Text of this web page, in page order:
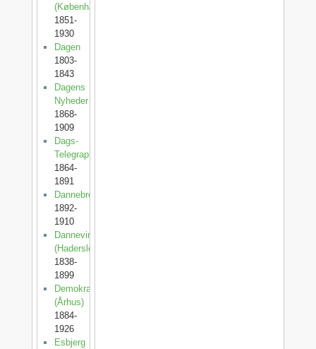
(København)
1851-
1930
Dagen
1803-
1843
Dagens
Nyheder
1868-
1909
Dags-
Telegraphen
1864-
1891
Dannebrog
1892-
1910
Dannevirke
(Haderslev)
1838-
1899
Demokraten
(Århus)
1884-
1926
Esbjerg